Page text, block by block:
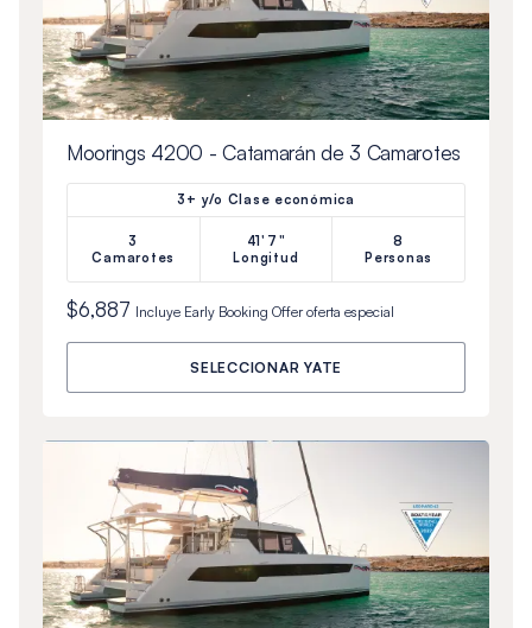
Moorings 4200 - Catamarán de 3 Camarotes
3+ y/o Clase económica
3
Camarotes
41'7"
Longitud
8
Personas
$6,887 Incluye Early Booking Offeroferta especial
SELECCIONAR YATE